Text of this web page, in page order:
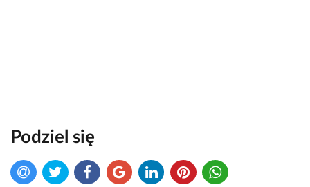
Podziel się